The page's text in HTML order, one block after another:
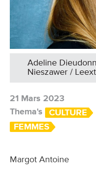
Adeline
Nieszawer /
21 Mars 2023
Thema's
CULTURE
FEMMES
Margot Antoine